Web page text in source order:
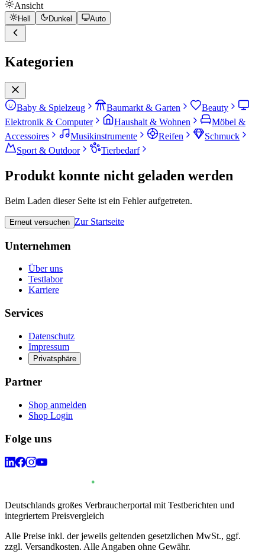
Ansicht
Hell Dunkel Auto
Kategorien
Baby & Spielzeug Baumarkt & Garten
Beauty
Elektronik & Computer
Haushalt & Wohnen
Möbel &
Accessoires
Musikinstrumente Reifen
Schmuck
Sport & Outdoor
Tierbedarf
Produkt konnte nicht geladen werden
Beim Laden dieser Seite ist ein Fehler aufgetreten.
Erneut versuchen Zur Startseite
Unternehmen
Über uns
Testlabor
Karriere
Services
Datenschutz
Impressum
Privatsphäre
Partner
Shop anmelden
Shop Login
Folge uns
Deutschlands großes Verbraucherportal mit Testberichten und
integriertem Preisvergleich
Alle Preise inkl. der jeweils geltenden gesetzlichen MwSt., ggf.
zzgl. Versandkosten. Alle Angaben ohne Gewähr.